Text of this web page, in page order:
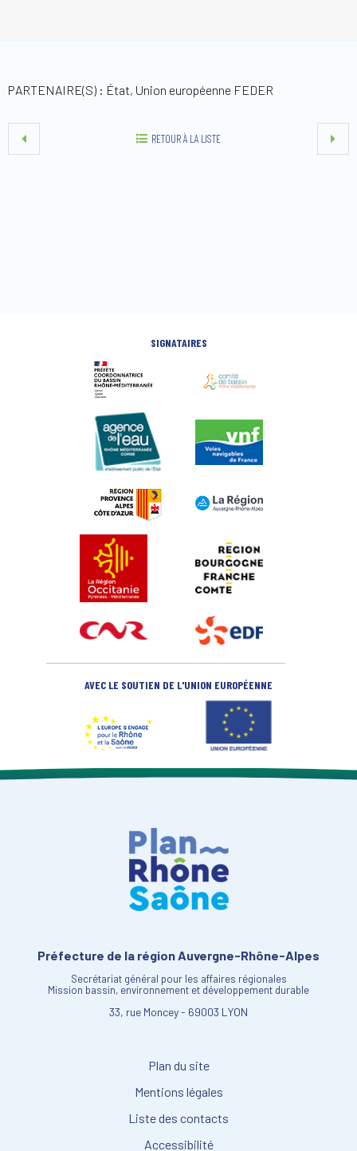
PARTENAIRE(S) : État, Union européenne FEDER
RETOUR À LA LISTE
SIGNATAIRES
AVEC LE SOUTIEN DE L'UNION EUROPÉENNE
Préfecture de la région Auvergne-Rhône-Alpes
Secrétariat général pour les affaires régionales
Mission bassin, environnement et développement durable
33, rue Moncey - 69003 LYON
Plan du site
Mentions légales
Liste des contacts
Accessibilité